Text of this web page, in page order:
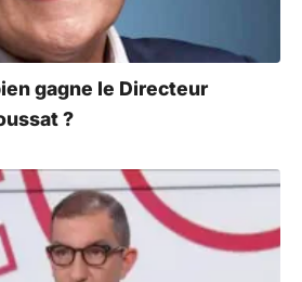
gagne le Directeur
?